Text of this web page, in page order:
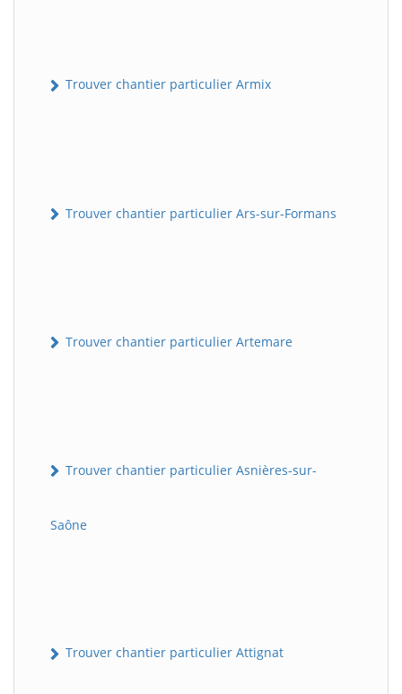
Trouver chantier particulier Armix
Trouver chantier particulier Ars-sur-Formans
Trouver chantier particulier Artemare
Trouver chantier particulier Asnières-sur-
Saône
Trouver chantier particulier Attignat